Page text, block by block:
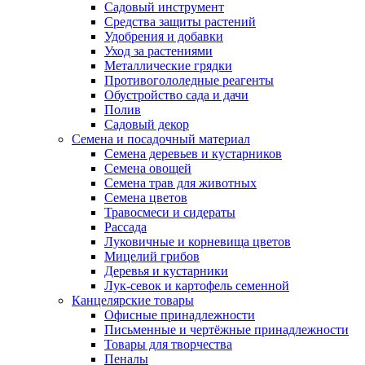
Садовый инструмент
Средства защиты растений
Удобрения и добавки
Уход за растениями
Металлические грядки
Противогололедные реагенты
Обустройство сада и дачи
Полив
Садовый декор
Семена и посадочный материал
Семена деревьев и кустарников
Семена овощей
Семена трав для животных
Семена цветов
Травосмеси и сидераты
Рассада
Луковичные и корневища цветов
Мицелий грибов
Деревья и кустарники
Лук-севок и картофель семенной
Канцелярские товары
Офисные принадлежности
Письменные и чертёжные принадлежности
Товары для творчества
Пеналы